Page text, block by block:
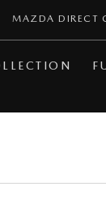
MAZDA DIRECT